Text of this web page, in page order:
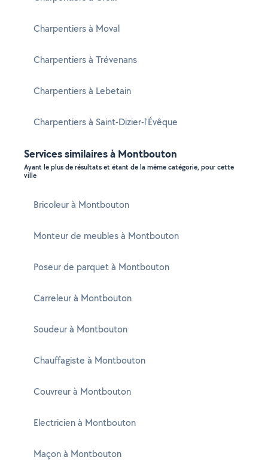
Charpentiers à Moval
Charpentiers à Trévenans
Charpentiers à Lebetain
Charpentiers à Saint-Dizier-l'Évêque
Services similaires à Montbouton
Ayant le plus de résultats et étant de la même catégorie, pour cette
ville
Bricoleur à Montbouton
Monteur de meubles à Montbouton
Poseur de parquet à Montbouton
Carreleur à Montbouton
Soudeur à Montbouton
Chauffagiste à Montbouton
Couvreur à Montbouton
Electricien à Montbouton
Maçon à Montbouton